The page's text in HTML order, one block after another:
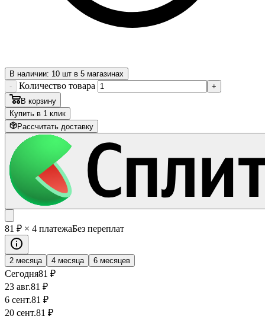
В наличии: 10 шт в 5 магазинах
-
Количество товара
+
В корзину
Купить в 1 клик
Рассчитать доставку
81 ₽ × 4 платежаБез переплат
2 месяца 4 месяца 6 месяцев
Сегодня81 ₽
23 авг.81 ₽
6 сент.81 ₽
20 сент.81 ₽